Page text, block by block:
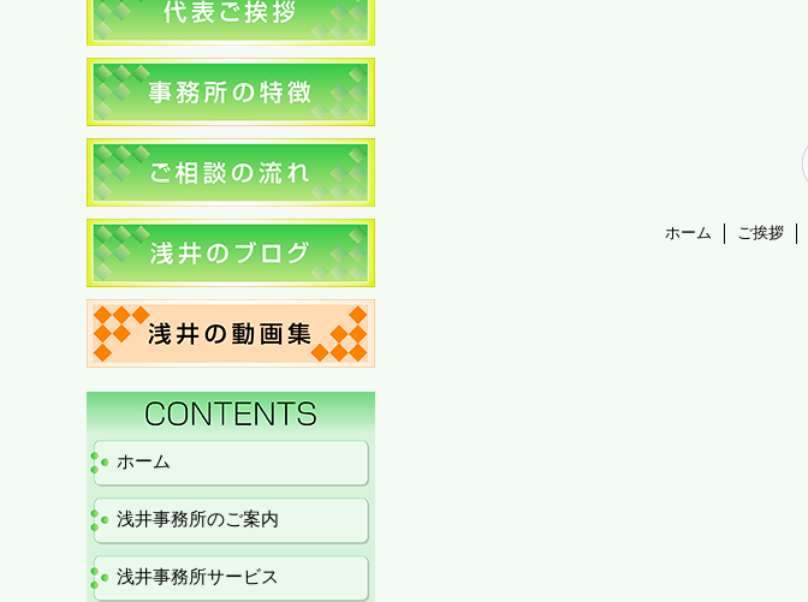
ホーム ご挨拶
ホーム
浅井事務所のご案内
浅井事務所サービス